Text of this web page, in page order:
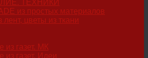
ТЕХНИКИ
из простых материалов
лент, цветы из ткани
из газет. МК
из газет. Идеи